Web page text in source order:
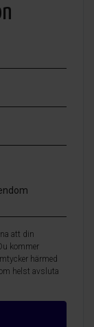
att din
kommer
härmed
helst avsluta